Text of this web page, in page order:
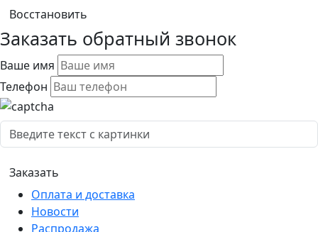
Заказать обратный звонок
Ваше имя
Телефон
Оплата и доставка
Новости
Распродажа